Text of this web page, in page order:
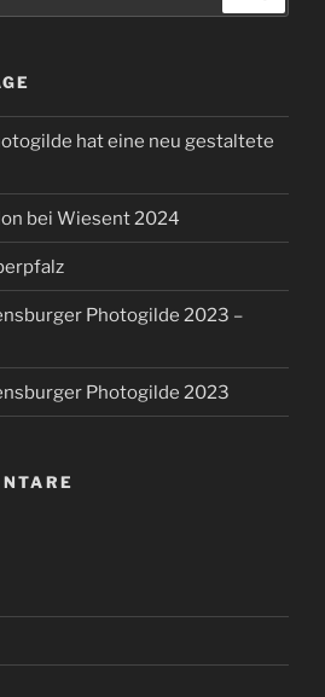
hat eine neu gestaltete
bei Wiesent 2024
Photogilde 2023 –
Photogilde 2023